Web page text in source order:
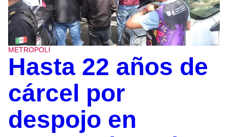
METROPOLI
Hasta 22 años de
cárcel por
despojo en